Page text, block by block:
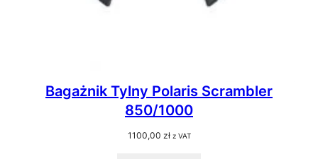
Bagażnik Tylny Polaris Scrambler
850/1000
1100,00 zł z VAT